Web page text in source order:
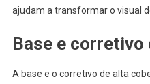
ajudam a transformar o visual
Base e
A base e o corretivo de alta